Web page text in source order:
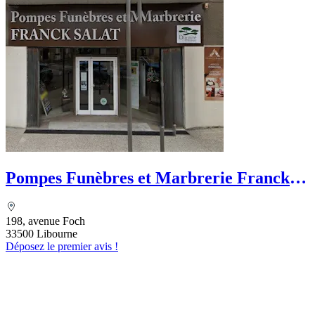
Pompes Funèbres et Marbrerie Franck
198, avenue Foch
33500 Libourne
Déposez le premier avis !